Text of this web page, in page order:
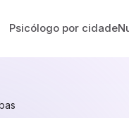
Psicólogo por cidade